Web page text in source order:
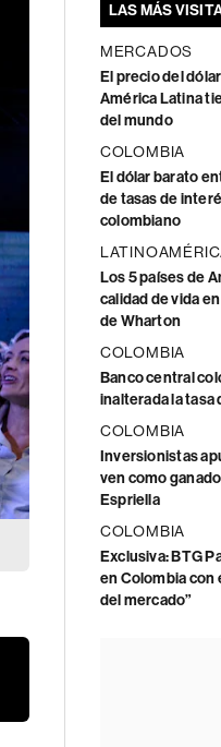
LAS MÁS
MERCADOS
El precio del
América Latina
del mundo
COLOMBIA
El dólar barato
de tasas de
colombiano
Los 5 países de
calidad de vida
de Wharton
COLOMBIA
Banco central
inalterada la tasa
COLOMBIA
Inversionistas
ven como
Espriella
COLOMBIA
Exclusiva: BTG
en Colombia con
del mercado”